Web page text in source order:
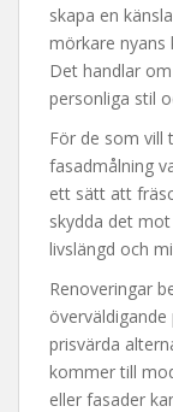
skapa en
mörkare nyans
Det handlar
personliga stil
För de som vill
fasadmålning
ett sätt att
skydda det
livslängd och
Renoveringar
prisvärda
kommer till
eller fasader